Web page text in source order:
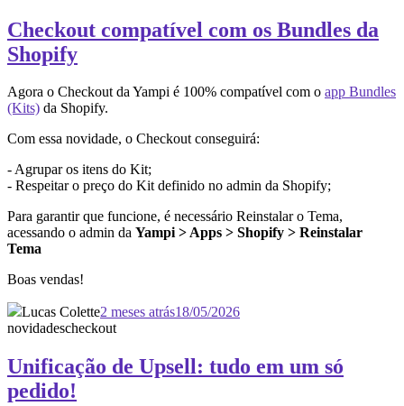
Checkout compatível com os Bundles da
Shopify
Agora o Checkout da Yampi é 100% compatível com o app Bundles
(Kits) da Shopify.
Com essa novidade, o Checkout conseguirá:
- Agrupar os itens do Kit;
- Respeitar o preço do Kit definido no admin da Shopify;
Para garantir que funcione, é necessário Reinstalar o Tema,
acessando o admin da Yampi > Apps > Shopify > Reinstalar
Tema
Boas vendas!
Lucas Colette2 meses atrás18/05/2026
novidadescheckout
Unificação de Upsell: tudo em um só
pedido!